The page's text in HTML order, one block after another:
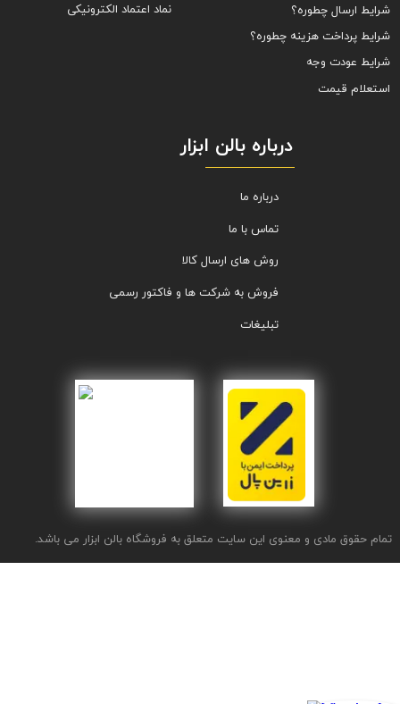
شرایط ارسال چطوره؟
شرایط پرداخت هزینه چطوره؟
شرایط عودت وجه
استعلام قیمت
تمام حقوق مادی و معنوی این سایت متعلق به فروشگاه بالن ابزار می باشد.
نماد اعتماد الکترونیکی
درباره بالن ابزار
درباره ما
تماس با ما
روش های ارسال کالا
فروش به شرکت ها و فاکتور رسمی
تبلیغات